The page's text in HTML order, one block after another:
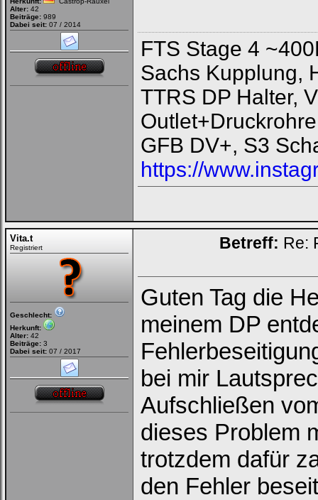
Alter: 42
Beiträge: 989
Dabei seit: 07 / 2014
FTS Stage 4
Sachs Kupplung,
TTRS DP Halter,
GFB DV+, S3
https://
Vita.t
Registriert
Geschlecht:
Herkunft:
Alter: 42
Beiträge: 3
Dabei seit: 07 / 2017
Betreff: Re:
Guten Tag die
meinem DP
bei mir
Aufschließen
dieses Problem
trotzdem dafür
den Fehler